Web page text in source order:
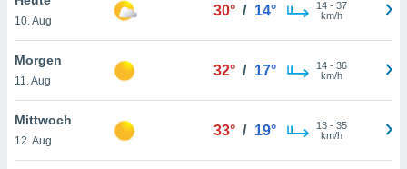
oder
Partner
es uns
das
der
Profil zu
Ihnen
10. Aug
30° / 14° 14- 37
km/h
Morgen
11. Aug
32° / 17° 14- 36
km/h
Mittwoch
12. Aug
33° / 19° 13- 35
km/h